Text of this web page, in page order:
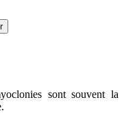
sont souvent la